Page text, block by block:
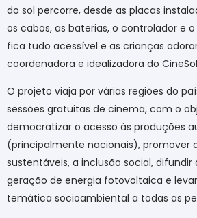
do sol percorre, desde as placas
os cabos, as baterias, o controlador e
fica tudo acessível e as crianças
coordenadora e idealizadora do
O projeto viaja por várias regiões do
sessões gratuitas de cinema, com o
democratizar o acesso às produções
(principalmente nacionais), promover
sustentáveis, a inclusão social,
geração de energia fotovoltaica e
temática socioambiental a todas as